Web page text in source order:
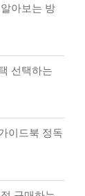
아보는 방
선택하는
이드북 정독